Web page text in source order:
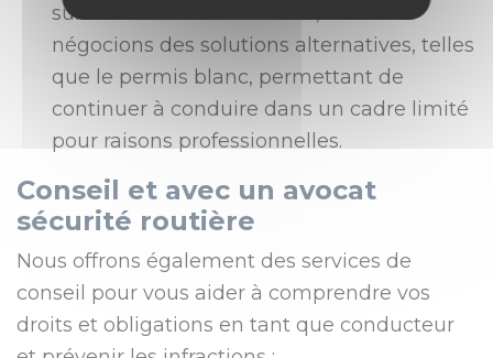
suite d'un excès de vitesse, nous
négocions des solutions alternatives, telles
que le permis blanc, permettant de
continuer à conduire dans un cadre limité
pour raisons professionnelles.
Conseil et avec un avocat
sécurité routière
Nous offrons également des services de
conseil pour vous aider à comprendre vos
droits et obligations en tant que conducteur